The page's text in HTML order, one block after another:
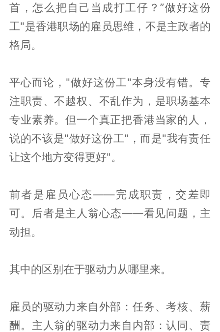
首，怎么把自己当成打工仔？”做好这份
工"是香港职场的雇员思维，不是主政者的
格局。
平心而论，"做好这份工"本身没有错。专
注职责、不越权、不乱作为，是职场基本
专业素养。但一个真正把香港当家的人，
说的不该是"做好这份工"，而是"我有责任
让这个地方变得更好"。
前者是雇员心态——完成职责，交差即
可。后者是主人翁心态——看见问题，主
动担。
其中的区别在于驱动力从哪里来。
雇员的驱动力来自外部：任务、考核、薪
酬。主人翁的驱动力来自内部：认同、责